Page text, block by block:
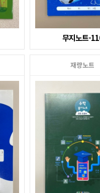
무지노트-
재량노트